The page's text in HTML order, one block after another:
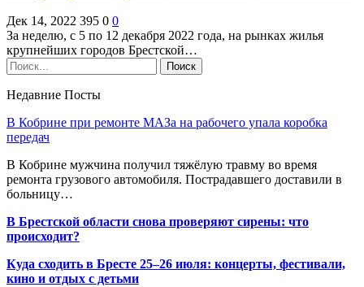
Дек 14, 2022 395 0 0
За неделю, с 5 по 12 декабря 2022 года, на рынках жилья
крупнейших городов Брестской…
Недавние Посты
В Кобрине при ремонте МАЗа на рабочего упала коробка
передач
В Кобрине мужчина получил тяжёлую травму во время
ремонта грузового автомобиля. Пострадавшего доставили в
больницу…
В Брестской области снова проверяют сирены: что
происходит?
Куда сходить в Бресте 25–26 июля: концерты, фестивали,
кино и отдых с детьми